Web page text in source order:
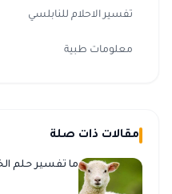
تفسير الاحلام للنابلسي
معلومات طبية
مقالات ذات صلة
ما تفسير حلم